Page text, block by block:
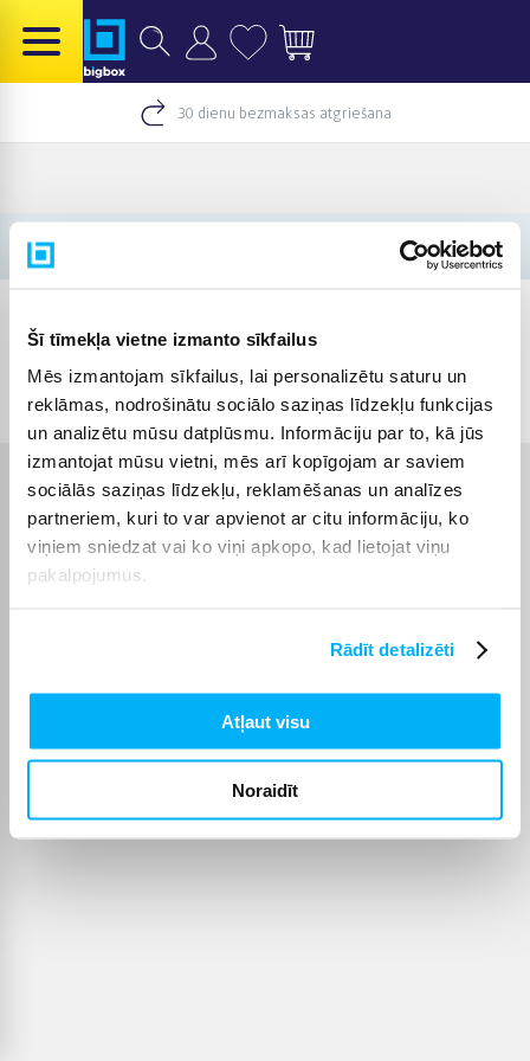
Šī tīmekļa vietne izmanto sīkfailus
Mēs izmantojam sīkfailus, lai personalizētu saturu un
reklāmas, nodrošinātu sociālo saziņas līdzekļu funkcijas
un analizētu mūsu datplūsmu. Informāciju par to, kā jūs
izmantojat mūsu vietni, mēs arī kopīgojam ar saviem
sociālās saziņas līdzekļu, reklamēšanas un analīzes
partneriem, kuri to var apvienot ar citu informāciju, ko
viņiem sniedzat vai ko viņi apkopo, kad lietojat viņu
pakalpojumus.
Rādīt detalizēti
Atļaut visu
Noraidīt
30 dienu bezmaksas atgriešana
© 2012-2026 BIGBOX.LV